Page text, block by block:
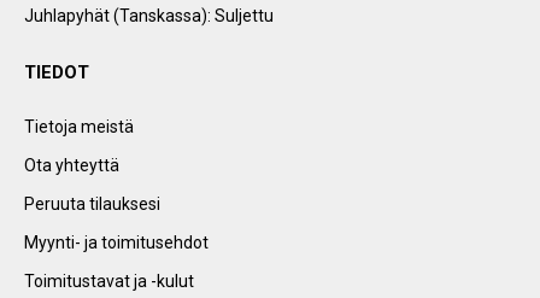
Juhlapyhät (Tanskassa): Suljettu
TIEDOT
Tietoja meistä
Ota yhteyttä
Peruuta tilauksesi
Myynti- ja toimitusehdot
Toimitustavat ja -kulut